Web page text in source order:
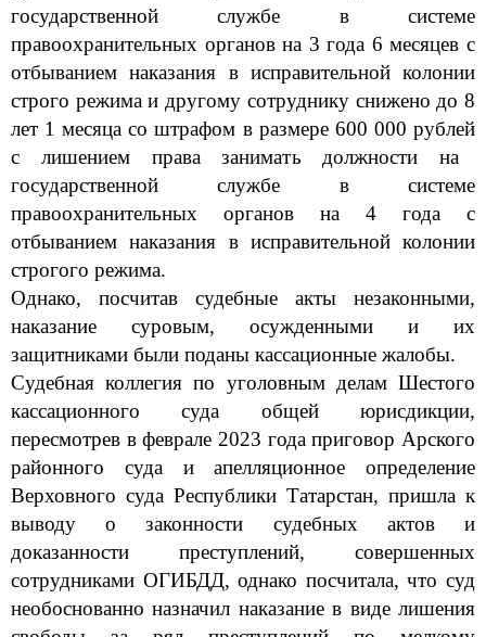
государственной службе в системе
правоохранительных органов на 3 года 6 месяцев с
отбыванием наказания в исправительной колонии
строго режима и другому сотрудникуснижено до 8
лет 1 месяца со штрафом в размере 600 000 рублей
с лишением права занимать должности на
государственной службе в системе
правоохранительных органов на 4 года с
отбыванием наказания в исправительной колонии
строгого режима.
Однако, посчитав судебные акты незаконными,
наказание суровым, осужденными и их
защитниками были поданы кассационные жалобы.
Судебная коллегия по уголовным делам Шестого
кассационного суда общей юрисдикции,
пересмотрев в феврале 2023 года приговор Арского
районного суда и апелляционное определение
Верховного суда Республики Татарстан, пришла к
выводу о законности судебных актов и
доказанности преступлений, совершенных
сотрудниками ОГИБДД, однако посчитала, что суд
необоснованно назначил наказание в виде лишения